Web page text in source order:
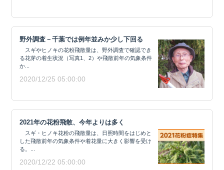
野外調査－千葉では例年並みか少し下回る
スギやヒノキの花粉飛散量は、野外調査で確認でき
る花芽の着生状況（写真1、2）や飛散前年の気象条件
か...
2020/12/25 05:00:00
2021年の花粉飛散、今年よりは多く
スギ・ヒノキ花粉の飛散量は、日照時間をはじめと
した飛散前年の気象条件や着花量に大きく影響を受け
る。...
2020/12/22 05:00:00